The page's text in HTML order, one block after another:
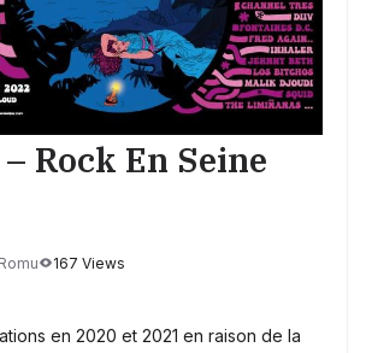
Rock En Seine
Romu 167 Views
en 2020 et 2021 en raison de la